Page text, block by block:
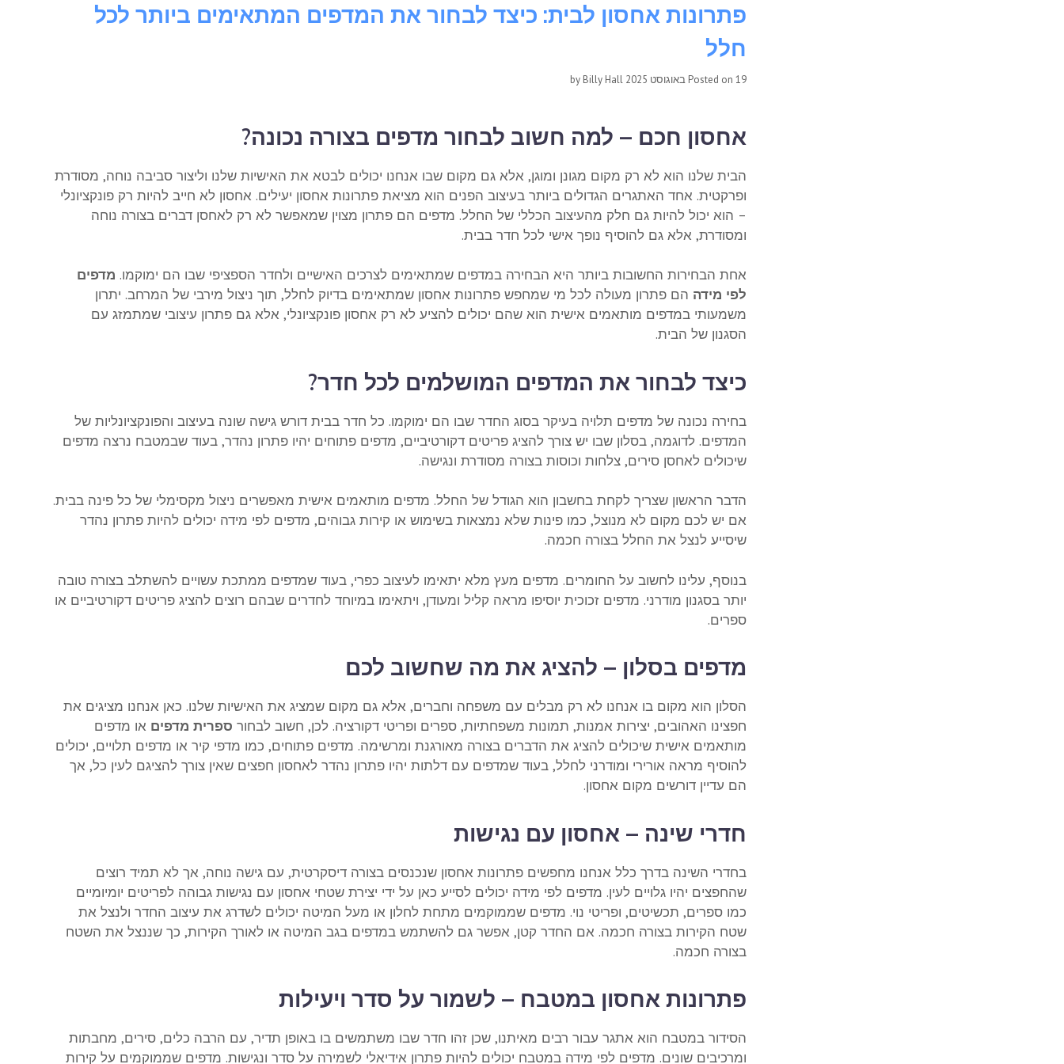
פתרונות אחסון לבית: כיצד לבחור את המדפים המתאימים ביותר לכל
חלל
Posted on19 באוגוסט 2025 Billy Hall
אחסון חכם – למה חשוב לבחור מדפים בצורה נכונה?
הבית שלנו הוא לא רק מקום מגונן ומוגן, אלא גם מקום שבו אנחנו יכולים לבטא את האישיות שלנו וליצור סביבה נוחה, מסודרת
ופרקטית. אחד האתגרים הגדולים ביותר בעיצוב הפנים הוא מציאת פתרונות אחסון יעילים. אחסון לא חייב להיות רק פונקציונלי
– הוא יכול להיות גם חלק מהעיצוב הכללי של החלל. מדפים הם פתרון מצוין שמאפשר לא רק לאחסן דברים בצורה נוחה
ומסודרת, אלא גם להוסיף נופך אישי לכל חדר בבית.
אחת הבחירות החשובות ביותר היא הבחירה במדפים שמתאימים לצרכים האישיים ולחדר הספציפי שבו הם ימוקמו. מדפים
לפי מידה הם פתרון מעולה לכל מי שמחפש פתרונות אחסון שמתאימים בדיוק לחלל, תוך ניצול מירבי של המרחב. יתרון
משמעותי במדפים מותאמים אישית הוא שהם יכולים להציע לא רק אחסון פונקציונלי, אלא גם פתרון עיצובי שמתמזג עם
הסגנון של הבית.
כיצד לבחור את המדפים המושלמים לכל חדר?
בחירה נכונה של מדפים תלויה בעיקר בסוג החדר שבו הם ימוקמו. כל חדר בבית דורש גישה שונה בעיצוב והפונקציונליות של
המדפים. לדוגמה, בסלון שבו יש צורך להציג פריטים דקורטיביים, מדפים פתוחים יהיו פתרון נהדר, בעוד שבמטבח נרצה מדפים
שיכולים לאחסן סירים, צלחות וכוסות בצורה מסודרת ונגישה.
הדבר הראשון שצריך לקחת בחשבון הוא הגודל של החלל. מדפים מותאמים אישית מאפשרים ניצול מקסימלי של כל פינה בבית.
אם יש לכם מקום לא מנוצל, כמו פינות שלא נמצאות בשימוש או קירות גבוהים, מדפים לפי מידה יכולים להיות פתרון נהדר
שיסייע לנצל את החלל בצורה חכמה.
בנוסף, עלינו לחשוב על החומרים. מדפים מעץ מלא יתאימו לעיצוב כפרי, בעוד שמדפים ממתכת עשויים להשתלב בצורה טובה
יותר בסגנון מודרני. מדפים זכוכית יוסיפו מראה קליל ומעודן, ויתאימו במיוחד לחדרים שבהם רוצים להציג פריטים דקורטיביים או
ספרים.
מדפים בסלון – להציג את מה שחשוב לכם
הסלון הוא מקום בו אנחנו לא רק מבלים עם משפחה וחברים, אלא גם מקום שמציג את האישיות שלנו. כאן אנחנו מציגים את
חפצינו האהובים, יצירות אמנות, תמונות משפחתיות, ספרים ופריטי דקורציה. לכן, חשוב לבחור ספרית מדפים או מדפים
מותאמים אישית שיכולים להציג את הדברים בצורה מאורגנת ומרשימה. מדפים פתוחים, כמו מדפי קיר או מדפים תלויים, יכולים
להוסיף מראה אורירי ומודרני לחלל, בעוד שמדפים עם דלתות יהיו פתרון נהדר לאחסון חפצים שאין צורך להציגם לעין כל, אך
הם עדיין דורשים מקום אחסון.
חדרי שינה – אחסון עם נגישות
בחדרי השינה בדרך כלל אנחנו מחפשים פתרונות אחסון שנכנסים בצורה דיסקרטית, עם גישה נוחה, אך לא תמיד רוצים
שהחפצים יהיו גלויים לעין. מדפים לפי מידה יכולים לסייע כאן על ידי יצירת שטחי אחסון עם נגישות גבוהה לפריטים יומיומיים
כמו ספרים, תכשיטים, ופריטי נוי. מדפים שממוקמים מתחת לחלון או מעל המיטה יכולים לשדרג את עיצוב החדר ולנצל את
שטח הקירות בצורה חכמה. אם החדר קטן, אפשר גם להשתמש במדפים בגב המיטה או לאורך הקירות, כך שננצל את השטח
בצורה חכמה.
פתרונות אחסון במטבח – לשמור על סדר ויעילות
הסידור במטבח הוא אתגר עבור רבים מאיתנו, שכן זהו חדר שבו משתמשים בו באופן תדיר, עם הרבה כלים, סירים, מחבתות
ומרכיבים שונים. מדפים לפי מידה במטבח יכולים להיות פתרון אידיאלי לשמירה על סדר ונגישות. מדפים שממוקמים על קירות